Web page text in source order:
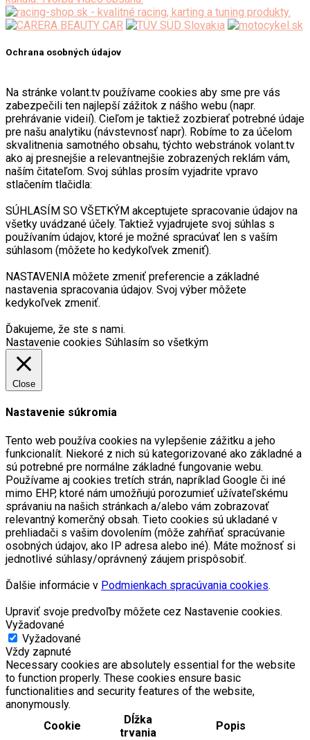
Ochrana osobných údajov
Na stránke volant.tv používame cookies aby sme pre vás
zabezpečili ten najlepší zážitok z nášho webu (napr.
prehrávanie videií). Cieľom je taktiež zozbierať potrebné údaje
pre našu analytiku (návstevnosť napr). Robíme to za účelom
skvalitnenia samotného obsahu, týchto webstránok volant.tv
ako aj presnejšie a relevantnejšie zobrazených reklám vám,
naším čitateľom. Svoj súhlas prosím vyjadrite vpravo
stlačením tlačidla:
SÚHLASÍM SO VŠETKÝM akceptujete spracovanie údajov na
všetky uvádzané účely. Taktiež vyjadrujete svoj súhlas s
používaním údajov, ktoré je možné spracúvať len s vaším
súhlasom (môžete ho kedykoľvek zmeniť).
NASTAVENIA môžete zmeniť preferencie a základné
nastavenia spracovania údajov. Svoj výber môžete
kedykoľvek zmeniť.
Ďakujeme, že ste s nami.
Nastavenie cookies Súhlasím so všetkým
Close
Nastavenie súkromia
Tento web používa cookies na vylepšenie zážitku a jeho
funkcionalít. Niekoré z nich sú kategorizované ako základné a
sú potrebné pre normálne základné fungovanie webu.
Používame aj cookies tretích strán, napríklad Google či iné
mimo EHP, ktoré nám umožňujú porozumieť užívateľskému
správaniu na našich stránkach a/alebo vám zobrazovať
relevantný komerčný obsah. Tieto cookies sú ukladané v
prehliadači s vašim dovolením (môže zahŕňať spracúvanie
osobných údajov, ako IP adresa alebo iné). Máte možnosť si
jednotlivé súhlasy/oprávnený záujem prispôsobiť.
Ďalšie informácie v Podmienkach spracúvania cookies.
Upraviť svoje predvoľby môžete cez Nastavenie cookies.
Vyžadované
Vyžadované
Vždy zapnuté
Necessary cookies are absolutely essential for the website
to function properly. These cookies ensure basic
functionalities and security features of the website,
anonymously.
Cookie
Dĺžka
trvania
Popis